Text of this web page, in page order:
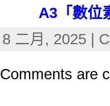
A3「數位
8 二月, 2025 |
Comments are